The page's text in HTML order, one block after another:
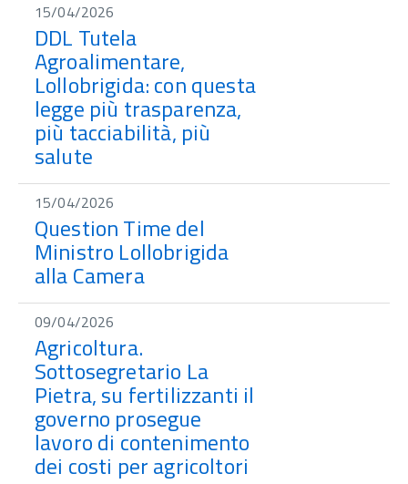
15/04/2026
DDL Tutela
Agroalimentare,
Lollobrigida: con questa
legge più trasparenza,
più tacciabilità, più
salute
15/04/2026
Question Time del
Ministro Lollobrigida
alla Camera
09/04/2026
Agricoltura.
Sottosegretario La
Pietra, su fertilizzanti il
governo prosegue
lavoro di contenimento
dei costi per agricoltori